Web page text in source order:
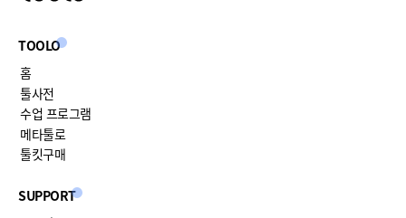
TOOLO
홈
툴사전
수업 프로그램
메타툴로
툴킷구매
SUPPORT